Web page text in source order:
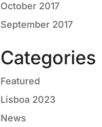
October 2017
September 2017
Categories
Featured
Lisboa 2023
News